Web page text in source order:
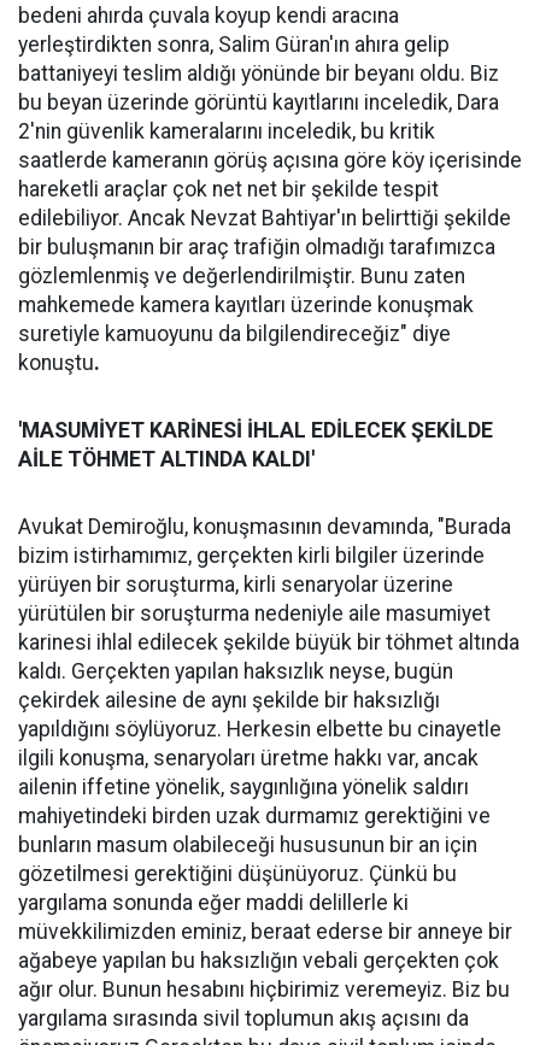
bedeni ahırda çuvala koyup kendi aracına
yerleştirdikten sonra, Salim Güran'ın ahıra gelip
battaniyeyi teslim aldığı yönünde bir beyanı oldu. Biz
bu beyan üzerinde görüntü kayıtlarını inceledik, Dara
2'nin güvenlik kameralarını inceledik, bu kritik
saatlerde kameranın görüş açısına göre köy içerisinde
hareketli araçlar çok net net bir şekilde tespit
edilebiliyor. Ancak Nevzat Bahtiyar'ın belirttiği şekilde
bir buluşmanın bir araç trafiğin olmadığı tarafımızca
gözlemlenmiş ve değerlendirilmiştir. Bunu zaten
mahkemede kamera kayıtları üzerinde konuşmak
suretiyle kamuoyunu da bilgilendireceğiz" diye
konuştu.
'MASUMİYET KARİNESİ İHLAL EDİLECEK ŞEKİLDE
AİLE TÖHMET ALTINDA KALDI'
Avukat Demiroğlu, konuşmasının devamında, "Burada
bizim istirhamımız, gerçekten kirli bilgiler üzerinde
yürüyen bir soruşturma, kirli senaryolar üzerine
yürütülen bir soruşturma nedeniyle aile masumiyet
karinesi ihlal edilecek şekilde büyük bir töhmet altında
kaldı. Gerçekten yapılan haksızlık neyse, bugün
çekirdek ailesine de aynı şekilde bir haksızlığı
yapıldığını söylüyoruz. Herkesin elbette bu cinayetle
ilgili konuşma, senaryoları üretme hakkı var, ancak
ailenin iffetine yönelik, saygınlığına yönelik saldırı
mahiyetindeki birden uzak durmamız gerektiğini ve
bunların masum olabileceği hususunun bir an için
gözetilmesi gerektiğini düşünüyoruz. Çünkü bu
yargılama sonunda eğer maddi delillerle ki
müvekkilimizden eminiz, beraat ederse bir anneye bir
ağabeye yapılan bu haksızlığın vebali gerçekten çok
ağır olur. Bunun hesabını hiçbirimiz veremeyiz. Biz bu
yargılama sırasında sivil toplumun akış açısını da